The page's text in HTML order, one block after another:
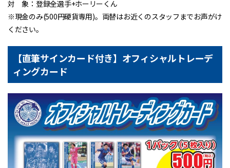
対 象：登録全選手+ホーリーくん
※現金のみ(500円硬貨専用)。両替はお近くのスタッフまでお声がけ
ください。
【直筆サインカード付き】オフィシャルトレーデ
ィングカード